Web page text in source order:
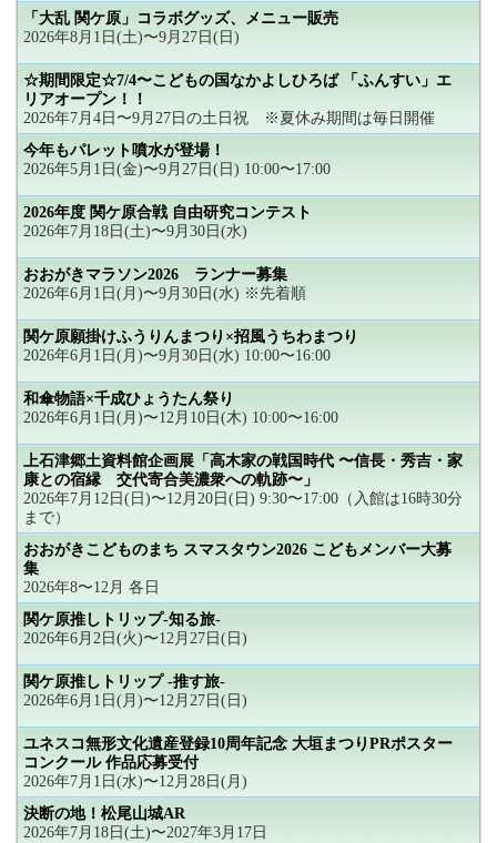
「大乱 関ケ原」コラボグッズ、メニュー販売
2026年8月1日(土)〜9月27日(日)
☆期間限定☆7/4〜こどもの国なかよしひろば 「ふんすい」エ
リアオープン！！
2026年7月4日〜9月27日の土日祝 ※夏休み期間は毎日開催
今年もパレット噴水が登場！
2026年5月1日(金)〜9月27日(日) 10:00〜17:00
2026年度 関ケ原合戦 自由研究コンテスト
2026年7月18日(土)〜9月30日(水)
おおがきマラソン2026 ランナー募集
2026年6月1日(月)〜9月30日(水) ※先着順
関ケ原願掛けふうりんまつり×招風うちわまつり
2026年6月1日(月)〜9月30日(水) 10:00〜16:00
和傘物語×千成ひょうたん祭り
2026年6月1日(月)〜12月10日(木) 10:00〜16:00
上石津郷土資料館企画展「高木家の戦国時代 〜信長・秀吉・家
康との宿縁 交代寄合美濃衆への軌跡〜」
2026年7月12日(日)〜12月20日(日) 9:30〜17:00（入館は16時30分
まで）
おおがきこどものまち スマスタウン2026 こどもメンバー大募
集
2026年8〜12月 各日
関ケ原推しトリップ-知る旅-
2026年6月2日(火)〜12月27日(日)
関ケ原推しトリップ -推す旅-
2026年6月1日(月)〜12月27日(日)
ユネスコ無形文化遺産登録10周年記念 大垣まつりPRポスター
コンクール 作品応募受付
2026年7月1日(水)〜12月28日(月)
決断の地！松尾山城AR
2026年7月18日(土)〜2027年3月17日